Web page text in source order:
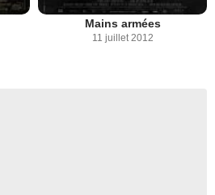
Mains armées
11 juillet 2012